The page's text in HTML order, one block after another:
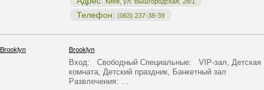
Телефон: (063) 237-38-39
Brooklyn
Вход: Свободный Специальные: VIP-зал, Детская
комната, Детский праздник, Банкетный зал
Развлечения: …